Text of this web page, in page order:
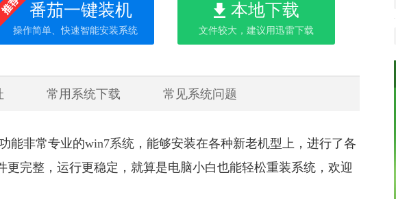
番茄一键装机
操作简单、快速智能安装系统
本地下载
文件较大，建议用迅雷下载
常用系统下载 常见系统问题
能非常专业的win7系统 ，能够安装在各种新老机型上，进行了各
完整，运行更稳定，就算是电脑小白也能轻松重装系统，欢迎